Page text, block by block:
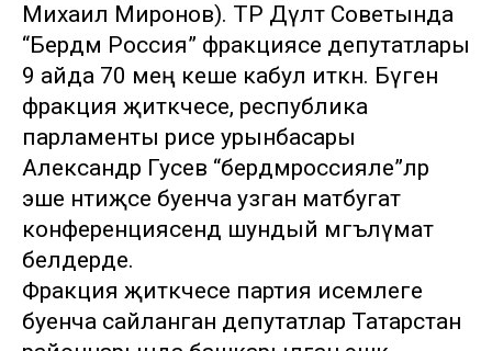
Михаил Миронов). ТР Дәүләт Советында
“Бердәм Россия” фракциясе депутатлары
9 айда 70 мең кеше кабул иткән. Бүген
фракция җитәкчесе, республика
парламенты рәисе урынбасары
Александр Гусев “бердәмроссияле”ләр
эше нәтиҗәсе буенча узган матбугат
конференциясендә шундый мәгълүмат
белдерде.
Фракция җитәкчесе партия исемлеге
буенча сайланган депутатлар Татарстан